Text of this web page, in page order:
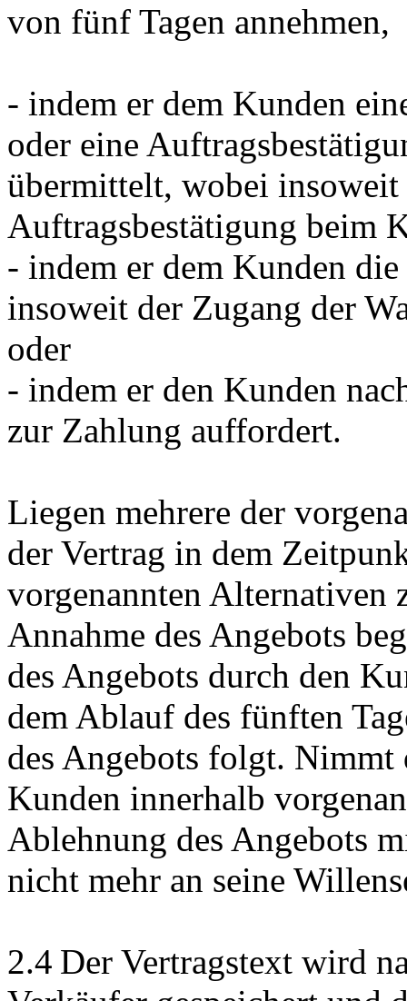
von fünf Tagen annehmen,
- indem er dem Kunden
oder eine
übermittelt, wobei insoweit
Auftragsbestätigung beim
- indem er dem Kunden
insoweit der Zugang der
oder
- indem er den Kunden
zur Zahlung auffordert.
Liegen mehrere der
der Vertrag in dem
vorgenannten
Annahme des Angebots
des Angebots durch den
dem Ablauf des fünften
des Angebots folgt. Nimmt
Kunden innerhalb
Ablehnung des Angebots
nicht mehr an seine
2.4 Der Vertragstext wird